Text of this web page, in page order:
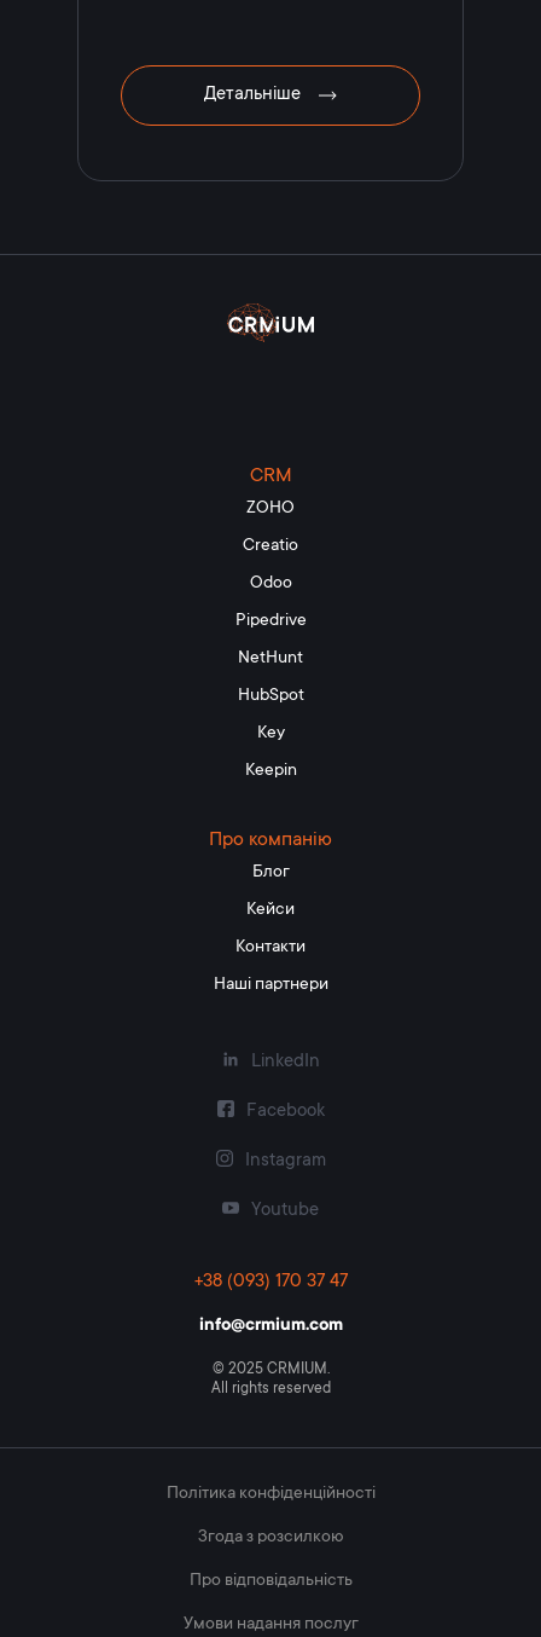
Детальніше
CRM
ZOHO
Creatio
Odoo
Pipedrive
NetHunt
HubSpot
Key
Keepin
Про компанію
Блог
Кейси
Контакти
Наші партнери
LinkedIn
Facebook
Instagram
Youtube
+38 (093) 170 37 47
info@crmium.com
© 2025 CRMIUM.
All rights reserved
Політика конфіденційності
Згода з розсилкою
Про відповідальність
Умови надання послуг